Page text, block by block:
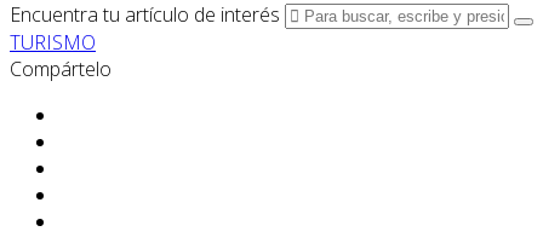
Encuentra tu artículo de interés
TURISMO
Compártelo